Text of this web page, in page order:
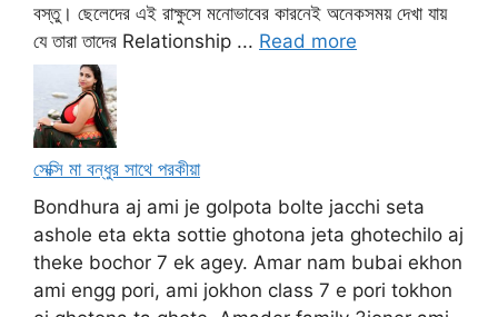
বস্তু। ছেলেদের এই রাক্ষুসে মনোভাবের কারনেই অনেকসময় দেখা যায়
যে তারা তাদের Relationship ... Read more
সেক্সি মা বন্ধুর সাথে পরকীয়া
Bondhura aj ami je golpota bolte jacchi seta
ashole eta ekta sottie ghotona jeta ghotechilo aj
theke bochor 7 ek agey. Amar nam bubai ekhon
ami engg pori, ami jokhon class 7 e pori tokhon